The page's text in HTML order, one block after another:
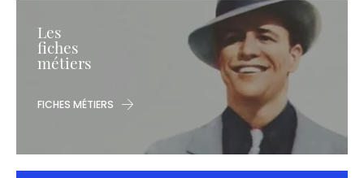
Les
fiches
métiers
FICHES MÉTIERS